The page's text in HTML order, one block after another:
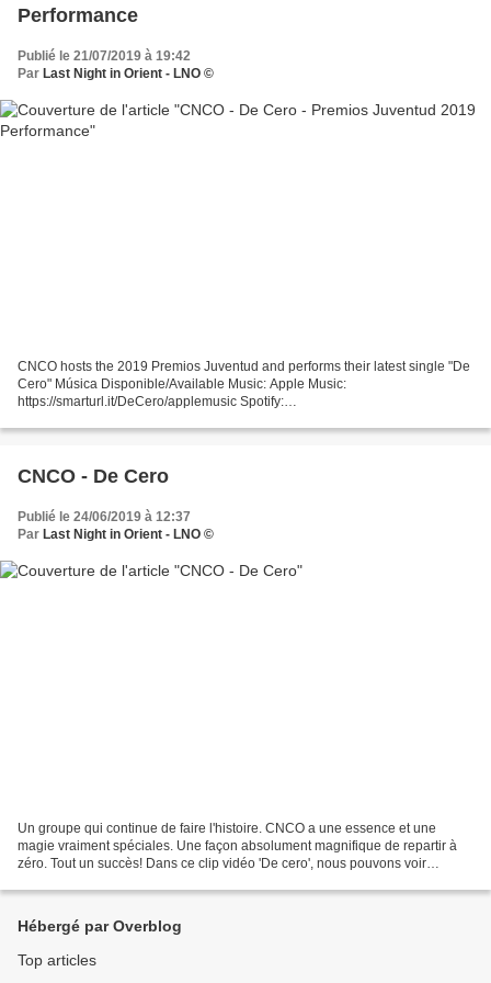
Performance
Publié le 21/07/2019 à 19:42
Par Last Night in Orient - LNO ©
CNCO hosts the 2019 Premios Juventud and performs their latest single "De
Cero" Música Disponible/Available Music: Apple Music:
https://smarturl.it/DeCero/applemusic Spotify:
https://smarturl.it/DeCero/az...
CNCO - De Cero
Publié le 24/06/2019 à 12:37
Par Last Night in Orient - LNO ©
Un groupe qui continue de faire l'histoire. CNCO a une essence et une
magie vraiment spéciales. Une façon absolument magnifique de repartir à
zéro. Tout un succès! Dans ce clip vidéo 'De cero', nous pouvons voir
Hébergé par Overblog
Top articles